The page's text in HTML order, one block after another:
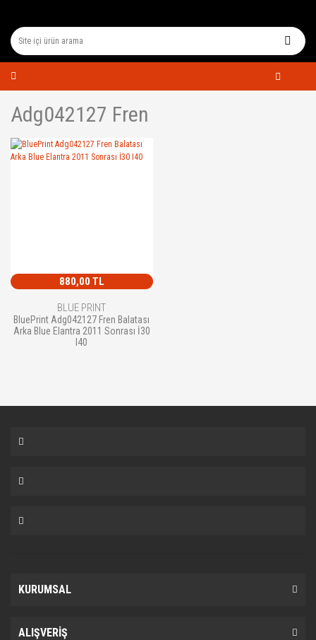
Adg042127 Fren
880,00 TL
BLUE PRINT
BluePrint Adg042127 Fren Balatası
Arka Blue Elantra 2011 Sonrası İ30
I40
KURUMSAL
ALIŞVERİŞ